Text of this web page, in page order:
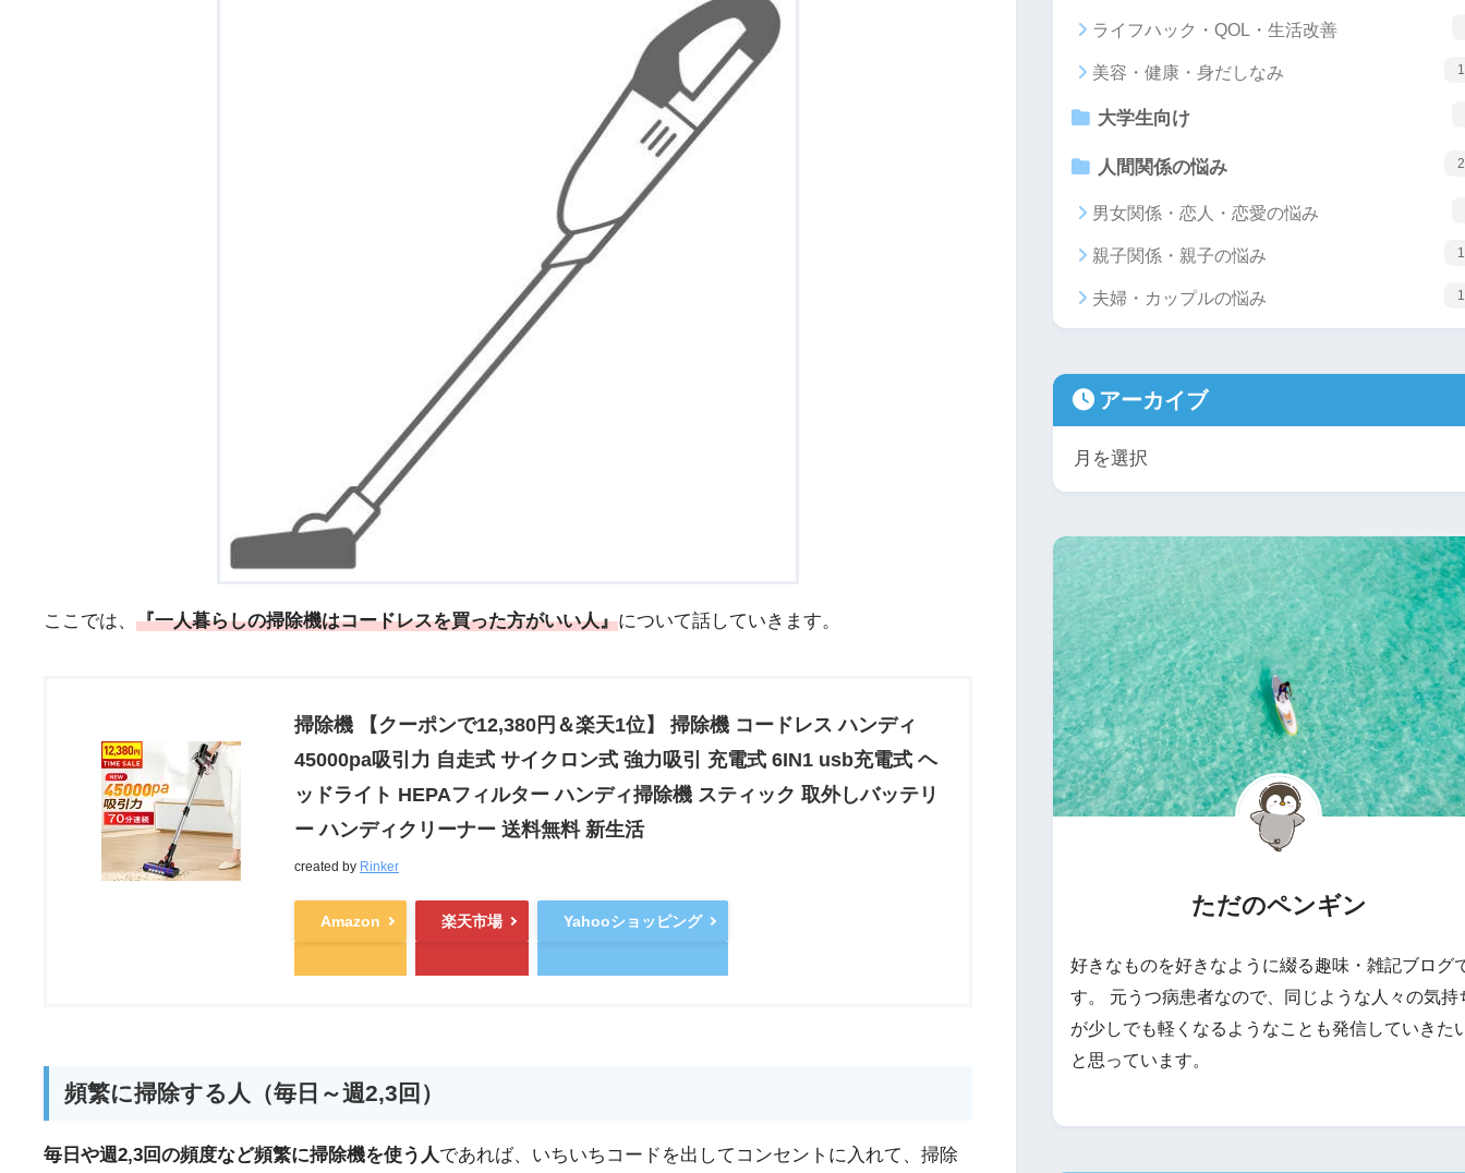
ここでは、 『一人暮らしの掃除機はコードレスを買った方がいい人』について話していきます。
掃除機 【クーポンで12,380円＆楽天1位】 掃除機 コードレス ハンディ
45000pa吸引力 自走式 サイクロン式 強力吸引 充電式 6IN1 usb充電式 ヘ
ッドライト HEPAフィルター ハンディ掃除機 スティック 取外しバッテリ
ー ハンディクリーナー 送料無料 新生活
created by Rinker
Amazon 楽天市場 Yahooショッピング
頻繁に掃除する人（毎日～週2,3回）
毎日や週2,3回の頻度など頻繁に掃除機を使う人であれば、いちいちコードを出してコンセントに入れて、掃除
ライフハック・QOL・生活改善
美容・健康・身だしなみ
大学生向け
人間関係の悩み
男女関係・恋人・恋愛の悩み
親子関係・親子の悩み
夫婦・カップルの悩み
アーカイブ
ただのペンギン
好きなものを好きなように綴る趣味・雑記ブログ
す。 元うつ病患者なので、同じような人々の気持
が少しでも軽くなるようなことも発信していきた
と思っています。